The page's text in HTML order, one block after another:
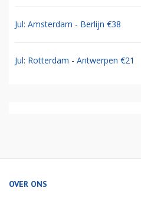
Jul: Amsterdam - Berlijn €38
Jul: Rotterdam - Antwerpen €21
OVER ONS